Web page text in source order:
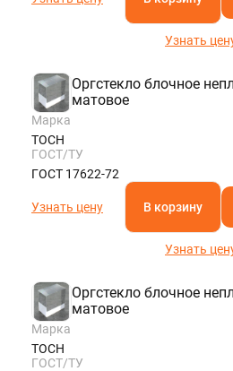
Узнать
Оргстекло блочное
матовое
Марка
ТОСН
ГОСТ/ТУ
ГОСТ 17622-72
Узнать цену В корзину
Узнать
Оргстекло блочное
матовое
Марка
ТОСН
ГОСТ/ТУ